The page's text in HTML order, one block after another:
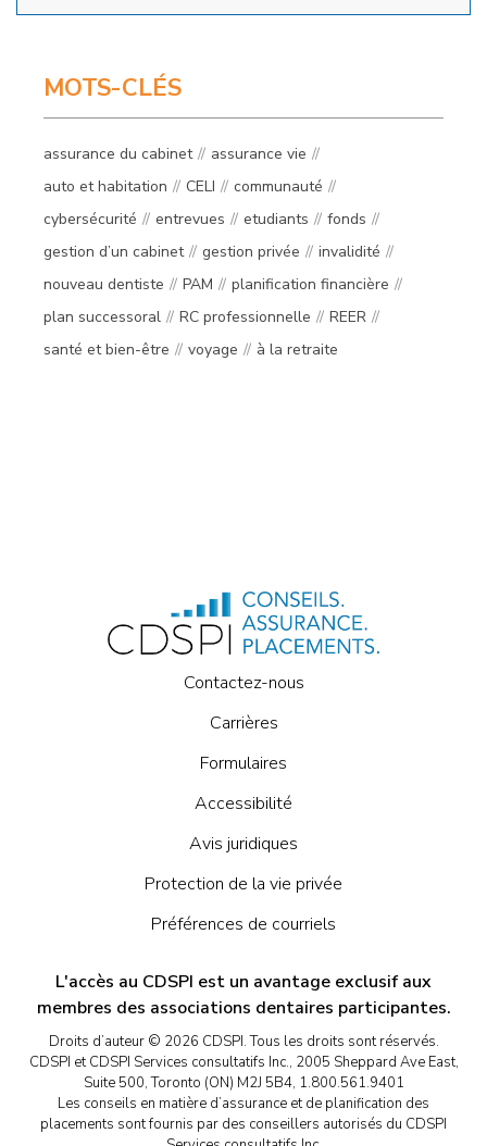
MOTS-CLÉS
assurance du cabinet
assurance vie
auto et habitation
CELI
communauté
cybersécurité
entrevues etudiants
fonds
gestion d’un cabinet
gestion privée
invalidité
nouveau dentiste
PAM
planification financière
plan successoral
RC professionnelle
REER
santé et bien-être
voyage à la retraite
Contactez-nous
Carrières
Formulaires
Accessibilité
Avis juridiques
Protection de la vie privée
Préférences de courriels
L'accès au CDSPI est un avantage exclusif aux
membres des associations dentaires participantes.
Droits d’auteur © 2026 CDSPI. Tous les droits sont réservés.
CDSPI et CDSPI Services consultatifs Inc., 2005 Sheppard Ave East,
Suite 500, Toronto (ON) M2J 5B4, 1.800.561.9401
Les conseils en matière d’assurance et de planification des
placements sont fournis par des conseillers autorisés du CDSPI